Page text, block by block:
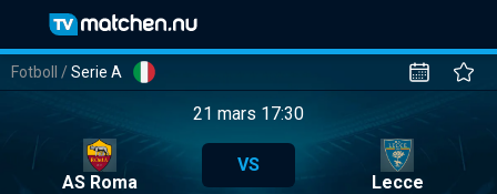
Fotboll /Serie A
21 mars 17:30
AS Roma
VS
Lecce